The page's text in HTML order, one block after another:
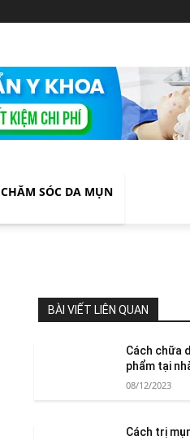
CHĂM SÓC DA MỤN
BÀI VIẾT LIÊN QUAN
Cách chữa
phẩm tại
08/12/2023
Cách trị